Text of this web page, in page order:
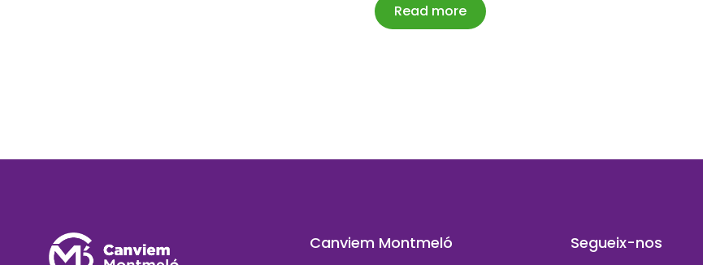
Read more
Canviem Montmeló Segueix-nos